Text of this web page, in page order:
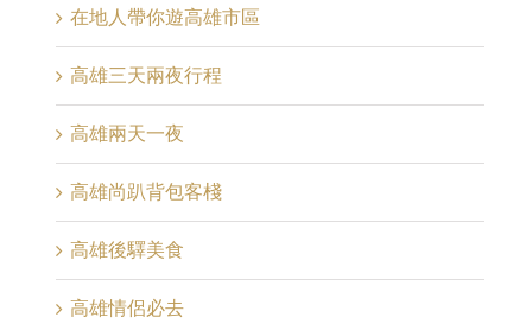
在地人帶你遊高雄市區
高雄三天兩夜行程
高雄兩天一夜
高雄尚趴背包客棧
高雄後驛美食
高雄情侶必去